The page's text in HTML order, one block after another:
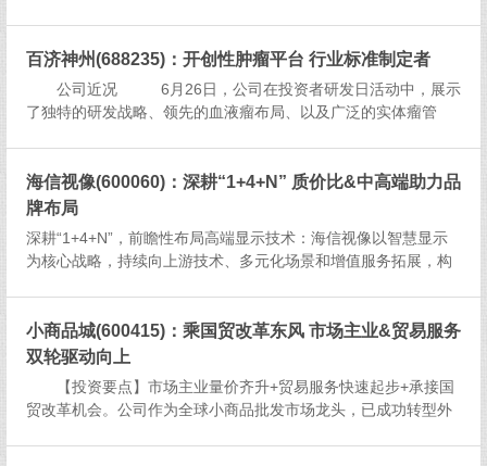
百济神州(688235)：开创性肿瘤平台 行业标准制定者
公司近况 6月26日，公司在投资者研发日活动中，展示
了独特的研发战略、领先的血液瘤布局、以及广泛的实体瘤管
海信视像(600060)：深耕“1+4+N” 质价比&中高端助力品
牌布局
深耕“1+4+N”，前瞻性布局高端显示技术：海信视像以智慧显示
为核心战略，持续向上游技术、多元化场景和增值服务拓展，构
布局...
小商品城(600415)：乘国贸改革东风 市场主业&贸易服务
双轮驱动向上
【投资要点】市场主业量价齐升+贸易服务快速起步+承接国
贸改革机会。公司作为全球小商品批发市场龙头，已成功转型外